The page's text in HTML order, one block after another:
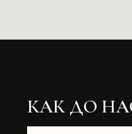
КАК ДО